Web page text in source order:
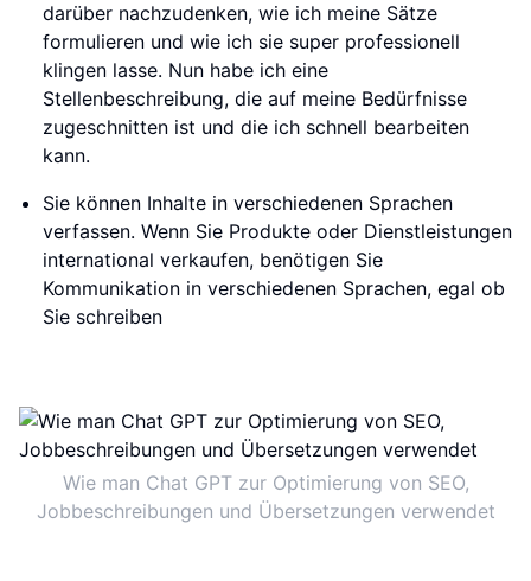
darüber nachzudenken, wie ich meine Sätze
formulieren und wie ich sie super professionell
klingen lasse. Nun habe ich eine
Stellenbeschreibung, die auf meine Bedürfnisse
zugeschnitten ist und die ich schnell bearbeiten
kann.
Sie können Inhalte in verschiedenen Sprachen
verfassen. Wenn Sie Produkte oder Dienstleistungen
international verkaufen, benötigen Sie
Kommunikation in verschiedenen Sprachen, egal ob
Sie schreiben
Wie man Chat GPT zur Optimierung von SEO,
Jobbeschreibungen und Übersetzungen verwendet